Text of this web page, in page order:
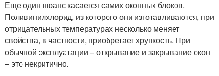
Еще один нюанс касается самих оконных блоков.
Поливинилхлорид, из которого они изготавливаются, при
отрицательных температурах несколько меняет
свойства, в частности, приобретает хрупкость. При
обычной эксплуатации – открывание и закрывание окон
– это некритично.